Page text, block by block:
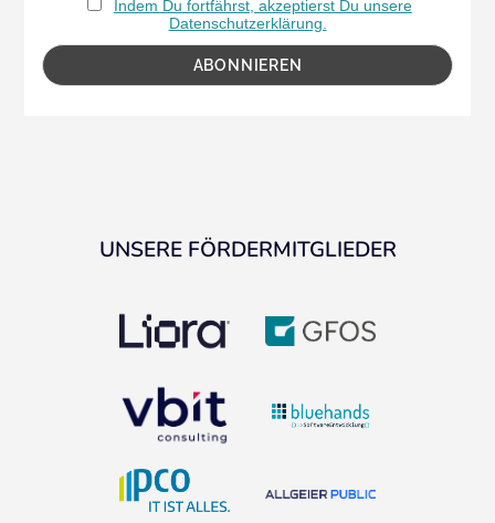
Indem Du fortfährst, akzeptierst Du unsere
Datenschutzerklärung.
UNSERE FÖRDERMITGLIEDER